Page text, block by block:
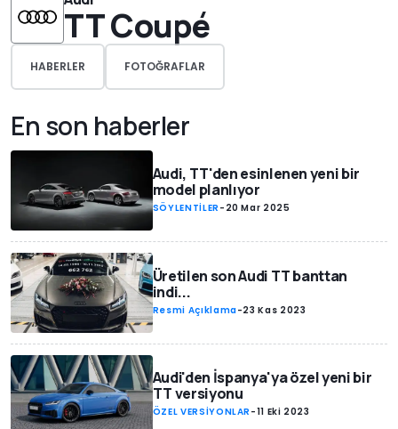
TT Coupé
HABERLER FOTOĞRAFLAR
En son haberler
Audi, TT'den esinlenen yeni bir
model planlıyor
SÖYLENTİLER - 20 Mar 2025
Üretilen son Audi TT banttan
indi...
Resmi Açıklama-23 Kas 2023
Audi'den İspanya'ya özel yeni bir
TT versiyonu
ÖZEL VERSİYONLAR -11 Eki 2023